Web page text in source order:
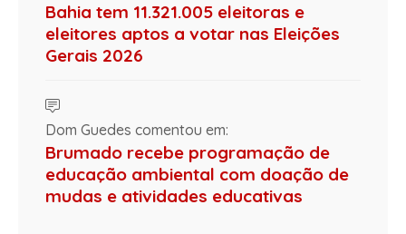
Bahia tem 11.321.005 eleitoras e
eleitores aptos a votar nas Eleições
Gerais 2026
Dom Guedes comentou em:
Brumado recebe programação de
educação ambiental com doação de
mudas e atividades educativas